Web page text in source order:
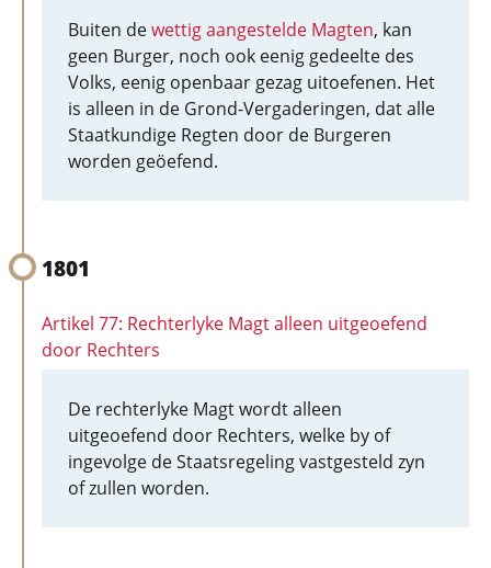
Buiten dewettig aangestelde Magten, kan
geen Burger, noch ook eenig gedeelte des
Volks, eenig openbaar gezag uitoefenen. Het
is alleen in de Grond-Vergaderingen, dat alle
Staatkundige Regten door de Burgeren
worden geöefend.
1801
Artikel 77: Rechterlyke Magt alleen uitgeoefend
door Rechters
De rechterlyke Magt wordt alleen
uitgeoefend door Rechters, welke by of
ingevolge de Staatsregeling vastgesteld zyn
of zullen worden.